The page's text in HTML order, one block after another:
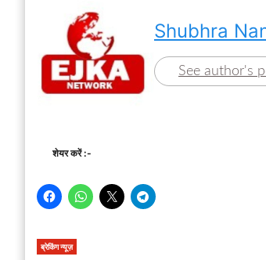
Shubhra
See author's
शेयर करें :-
ब्रेकिंग न्यूज़